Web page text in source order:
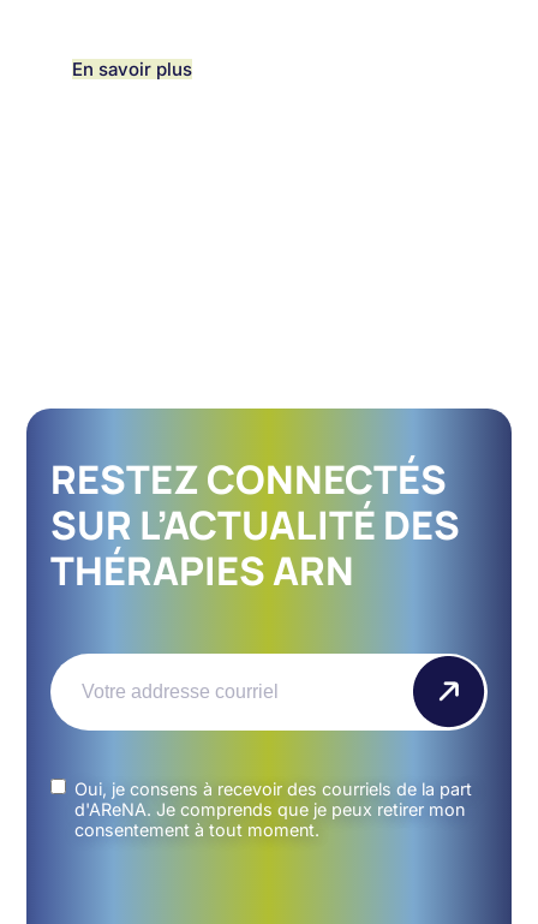
En savoir plus
RESTEZ CONNECTÉS
SUR L’ACTUALITÉ DES
THÉRAPIES ARN
Email(Nécessaire)
Untitled(Nécessaire)
Oui, je consens à recevoir des courriels de la part
d'AReNA. Je comprends que je peux retirer mon
consentement à tout moment.